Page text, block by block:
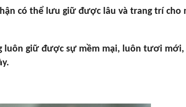
có thể lưu giữ được lâu và trang trí cho
luôn giữ được sự mềm mại, luôn tươi mới,